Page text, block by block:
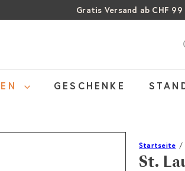
Pause
Gratis Versand ab CHF 99
Über 15% Rabatt auf Sommer
SALE: Bis zu 40% auf letzte
GESCHENKE
Startseite
St.